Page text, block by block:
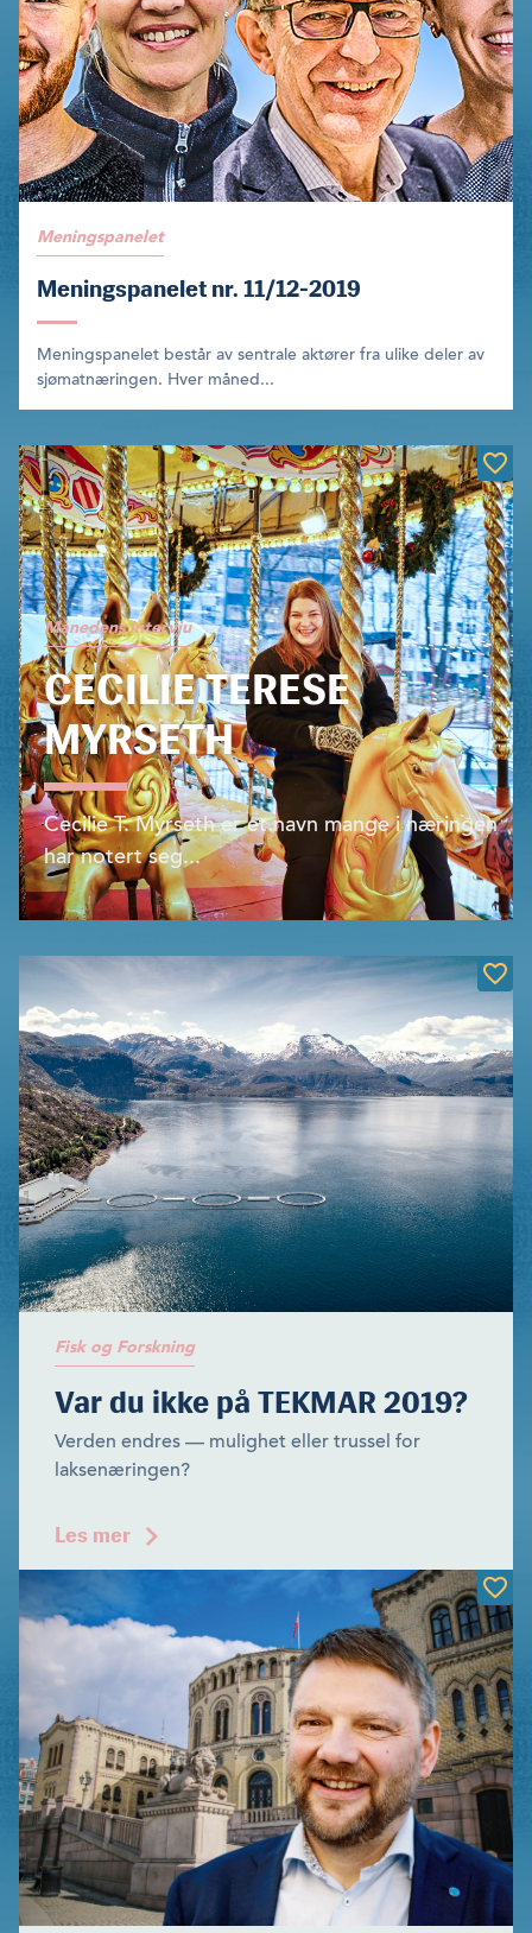
Meningspanelet
Meningspanelet nr. 11/12-2019
Meningspanelet består av sentrale aktører fra ulike deler av
sjømatnæringen. Hver måned...
Månedens intervju
CECILIE TERESE
MYRSETH
Cecilie T. Myrseth er et navn mange i næringen
har notert seg...
Fisk og Forskning
Var du ikke på TEKMAR 2019?
Verden endres — mulighet eller trussel for
laksenæringen?
Les mer